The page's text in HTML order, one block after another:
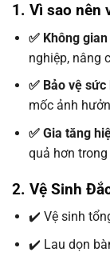
1. Vì sao nên
✅ Không
nghiệp, nâng
✅ Bảo vệ sức
mốc ảnh
✅ Gia tăng
quả hơn
2. Vệ Sinh
✔️ Vệ sinh
✔️ Lau dọn